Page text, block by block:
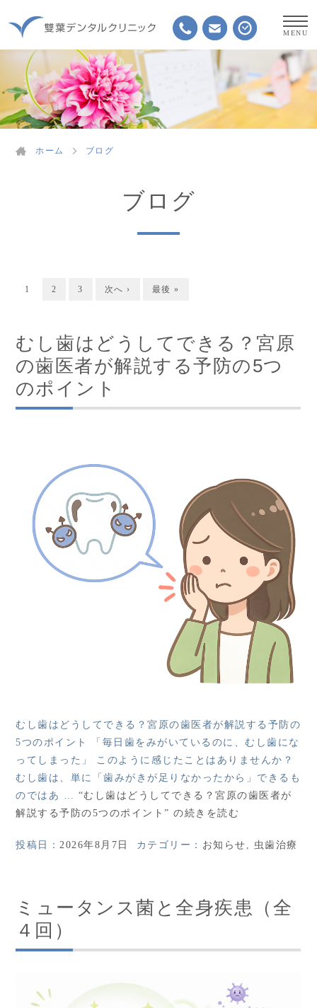
ホーム ブログ
ブログ
1 2 3 次へ › 最後 »
むし歯はどうしてできる？宮原
の歯医者が解説する予防の5つ
のポイント
むし歯はどうしてできる？宮原の歯医者が解説する予防の
5つのポイント 「毎日歯をみがいているのに、むし歯にな
ってしまった」 このように感じたことはありませんか？
むし歯は、単に「歯みがきが足りなかったから」できるも
のではあ … “むし歯はどうしてできる？宮原の歯医者が
解説する予防の5つのポイント” の続きを読む
投稿日：2026年8月7日 カテゴリー： お知らせ , 虫歯治療
ミュータンス菌と全身疾患（全
４回）